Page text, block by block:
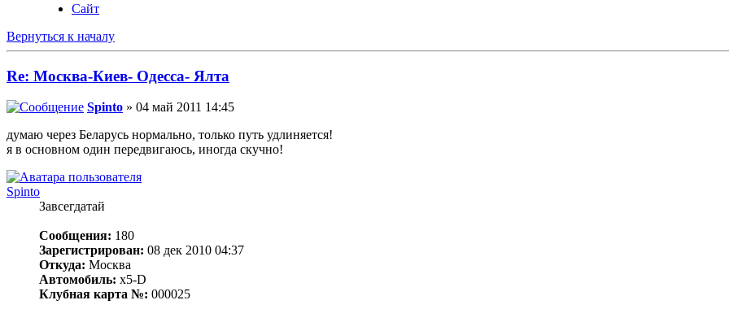
Сайт
Вернуться к началу
Re: Москва-Киев- Одесса- Ялта
Spinto » 04 май 2011 14:45
думаю через Беларусь нормально, только путь удлиняется!
я в основном один передвигаюсь, иногда скучно!
Spinto
Завсегдатай
Сообщения: 180
Зарегистрирован: 08 дек 2010 04:37
Откуда: Москва
Автомобиль: x5-D
Клубная карта №: 000025